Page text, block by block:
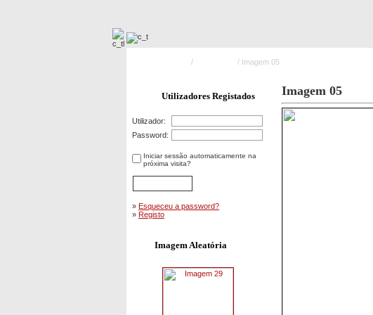
/ / Imagem 05
Utilizadores Registados
Utilizador:
Password:
Iniciar sessão automaticamente na
próxima visita?
» Esqueceu a password?
» Registo
Imagem Aleatória
Imagem 05